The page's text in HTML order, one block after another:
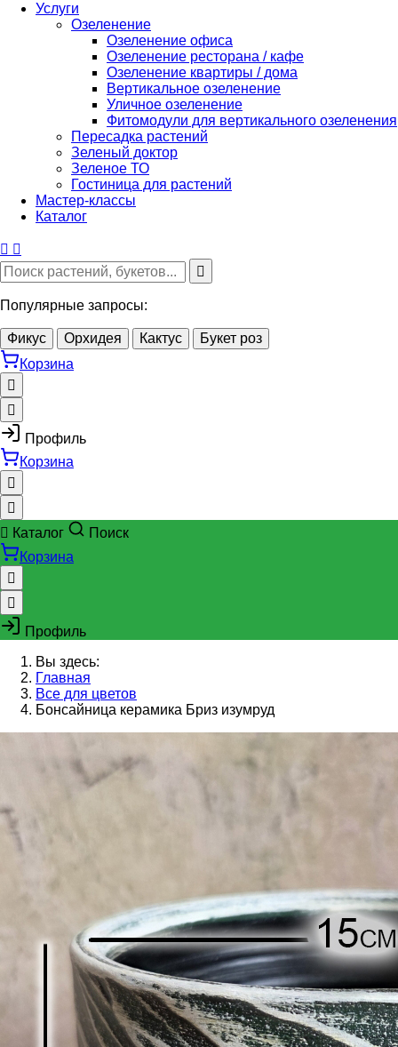
Услуги
Озеленение
Озеленение офиса
Озеленение ресторана / кафе
Озеленение квартиры / дома
Вертикальное озеленение
Уличное озеленение
Фитомодули для вертикального озеленения
Пересадка растений
Зеленый доктор
Зеленое ТО
Гостиница для растений
Мастер-классы
Каталог
Популярные запросы:
Фикус Орхидея Кактус
Букет роз
Корзина
Профиль
Корзина
Каталог
Поиск
Корзина
Профиль
Вы здесь:
Главная
Все для цветов
Бонсайница керамика Бриз изумруд